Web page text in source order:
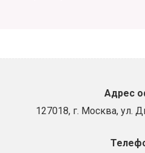
Адрес
127018, г. Москва, ул.